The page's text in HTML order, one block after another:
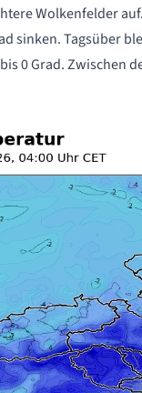
Wolkenfelder
sinken. Tagsüber
0 Grad. Zwischen